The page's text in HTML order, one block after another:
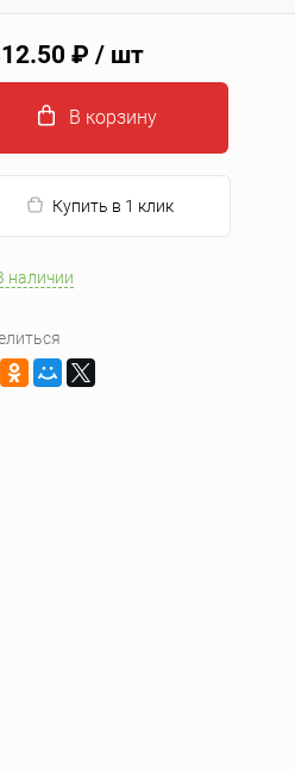
₽ / шт
В корзину
Купить в 1 клик
наличии